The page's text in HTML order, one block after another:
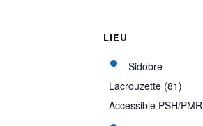
LIEU
Sidobre –
Lacrouzette (81)
Accessible PSH/PMR